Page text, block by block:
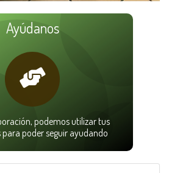
Ayúdanos
podemos utilizar tus
poder seguir ayudando